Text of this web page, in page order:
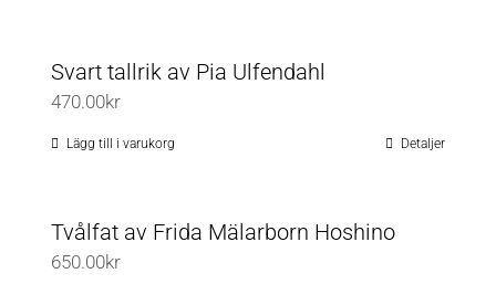
har
varianter.
alternativen
Svart tallrik av Pia Ulfendahl
470.00kr
Lägg till i varukorg Detaljer
Tvålfat av Frida Mälarborn Hoshino
650.00kr